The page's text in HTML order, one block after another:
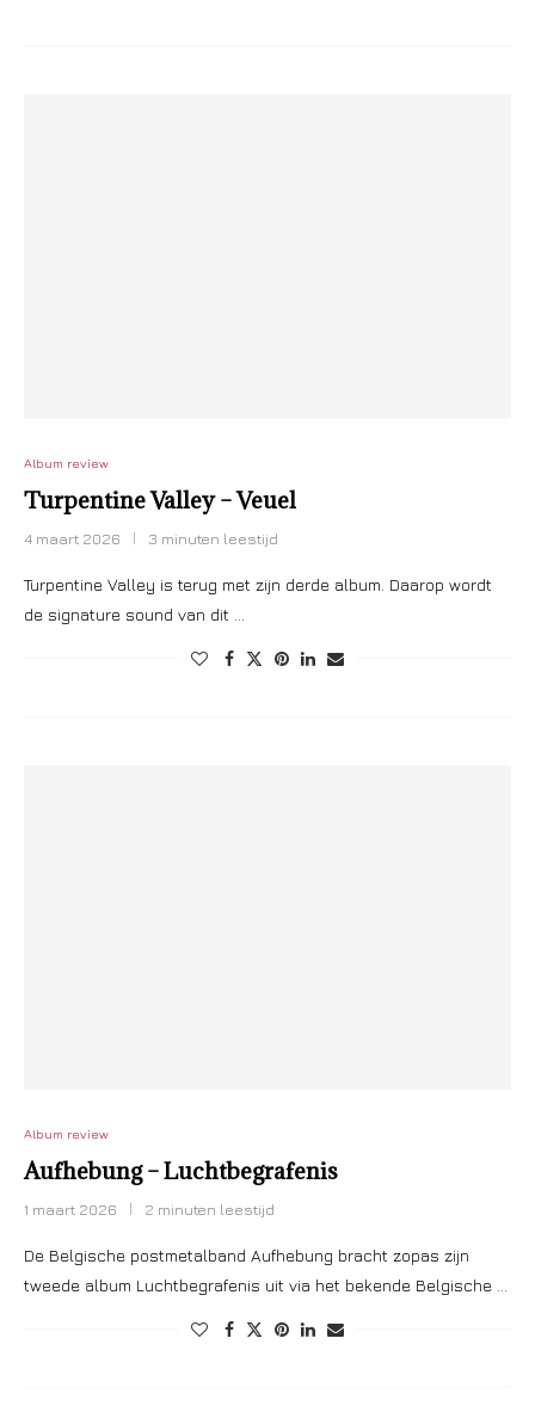
Album review
Turpentine Valley – Veuel
4 maart 2026 3 minuten leestijd
Turpentine Valley is terug met zijn derde album. Daarop wordt
de signature sound van dit …
Album review
Aufhebung – Luchtbegrafenis
1 maart 2026 2 minuten leestijd
De Belgische postmetalband Aufhebung bracht zopas zijn
tweede album Luchtbegrafenis uit via het bekende Belgische …